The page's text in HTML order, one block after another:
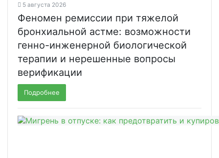
5 августа 2026
Феномен ремиссии при тяжелой
бронхиальной астме: возможности
генно-инженерной биологической
терапии и нерешенные вопросы
верификации
Подробнее